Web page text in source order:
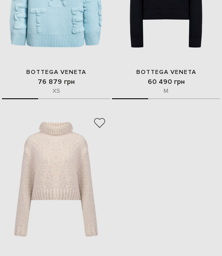
BOTTEGA VENETA
76 879 грн
XS
BOTTEGA VENETA
60 490 грн
M